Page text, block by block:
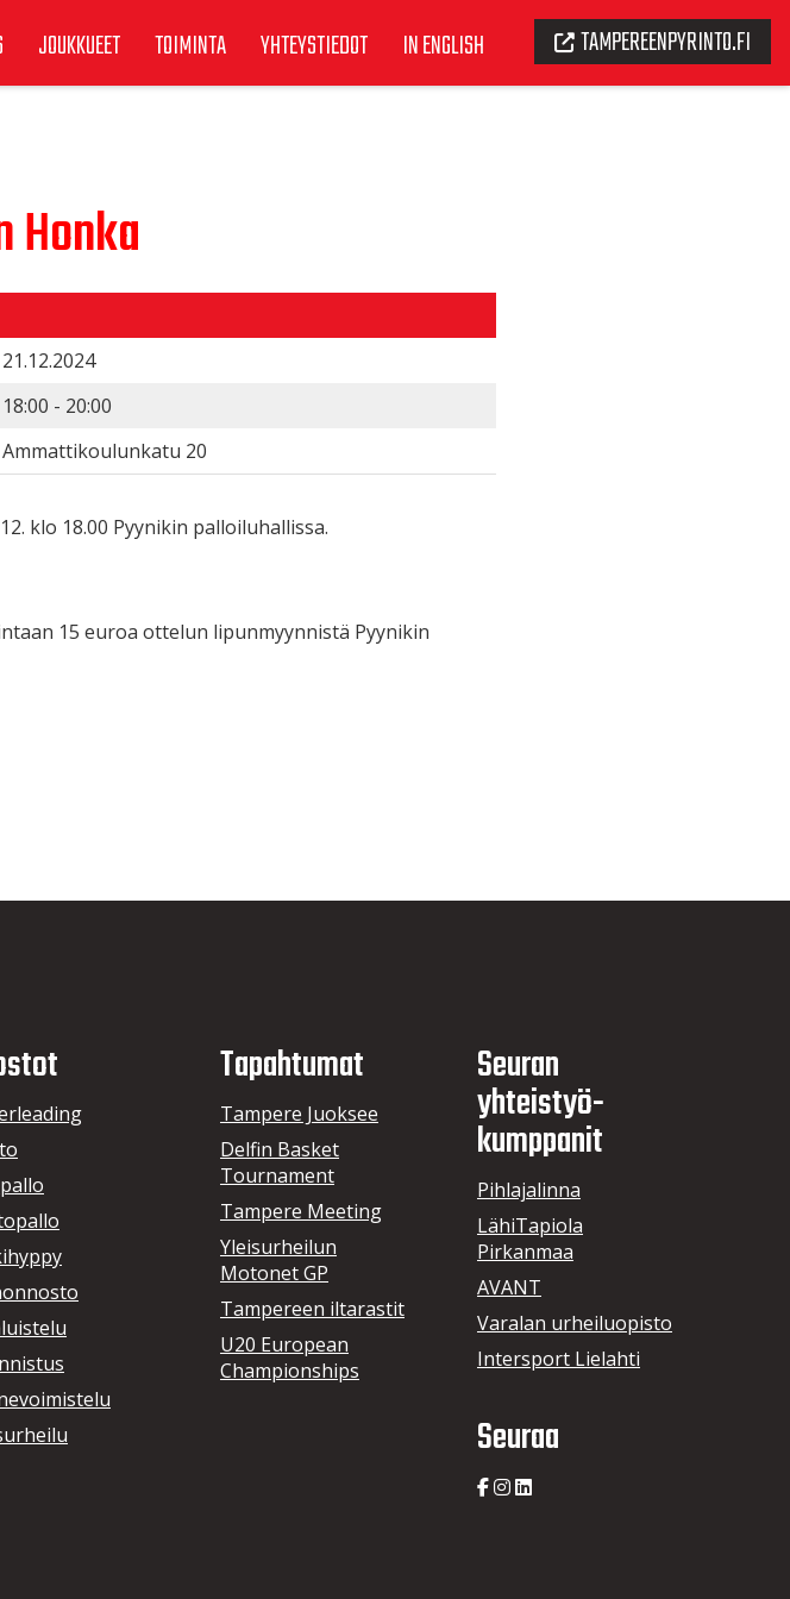
JOUKKUEET TOIMINTA YHTEYSTIEDOT IN ENGLISH TAMPEREENPYRINTO.FI
Honka
21.12.2024
18:00 - 20:00
Ammattikoulunkatu 20
klo 18.00 Pyynikin palloiluhallissa.
15 euroa ottelun lipunmyynnistä Pyynikin
Tapahtumat
Tampere Juoksee
Delfin Basket
Tournament
Tampere Meeting
Yleisurheilun
Motonet GP
Tampereen iltarastit
U20 European
Championships
Seuran
yhteistyö­
kumppanit
Pihlajalinna
LähiTapiola
Pirkanmaa
AVANT
Varalan urheiluopisto
Intersport Lielahti
Seuraa